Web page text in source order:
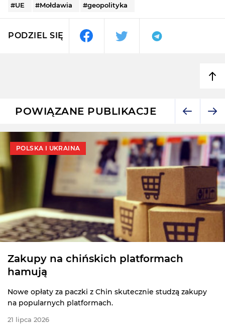
#UE #Mołdawia #geopolityka
PODZIEL SIĘ
POWIĄZANE PUBLIKACJE
POLSKA I UKRAINA
Zakupy na chińskich platformach
hamują
Nowe opłaty za paczki z Chin skutecznie studzą zakupy
na popularnych platformach.
21 lipca 2026